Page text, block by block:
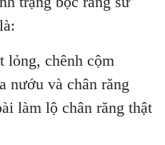
lỏng, chênh cộm
nướu và chân răng
làm lộ chân răng thật